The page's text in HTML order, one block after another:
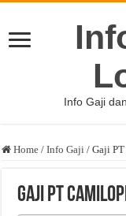
Info Gaji
Home / Info Gaji / Gaji
Gaji PT